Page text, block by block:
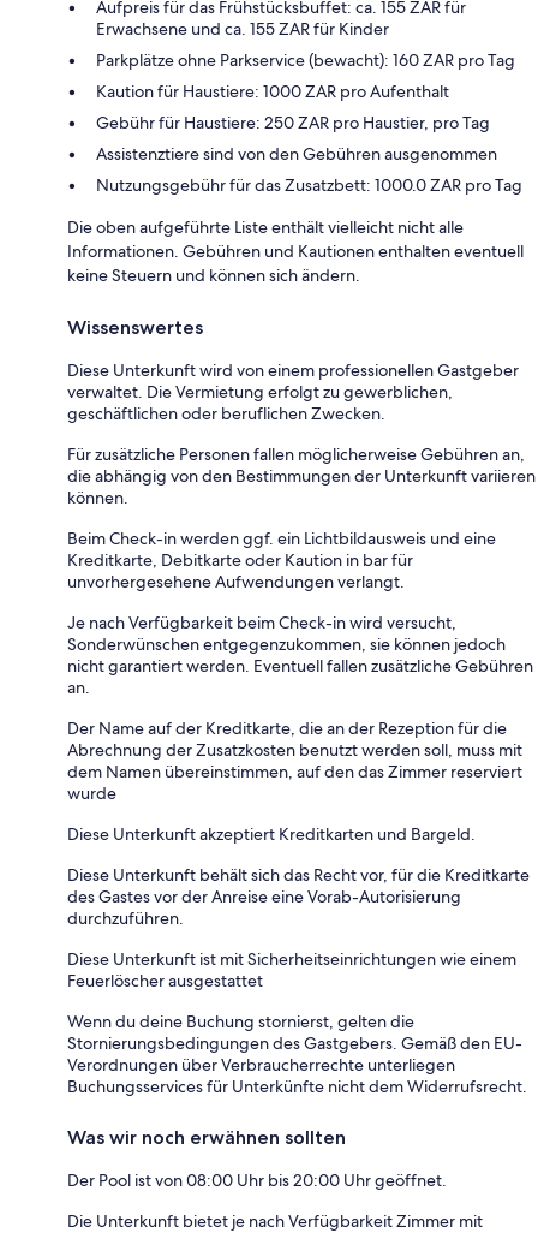
Aufpreis für das Frühstücksbuffet: ca. 155 ZAR für
Erwachsene und ca. 155 ZAR für Kinder
Parkplätze ohne Parkservice (bewacht): 160 ZAR pro Tag
Kaution für Haustiere: 1000 ZAR pro Aufenthalt
Gebühr für Haustiere: 250 ZAR pro Haustier, pro Tag
Assistenztiere sind von den Gebühren ausgenommen
Nutzungsgebühr für das Zusatzbett: 1000.0 ZAR pro Tag
Die oben aufgeführte Liste enthält vielleicht nicht alle
Informationen. Gebühren und Kautionen enthalten eventuell
keine Steuern und können sich ändern.
Wissenswertes
Diese Unterkunft wird von einem professionellen Gastgeber
verwaltet. Die Vermietung erfolgt zu gewerblichen,
geschäftlichen oder beruflichen Zwecken.
Für zusätzliche Personen fallen möglicherweise Gebühren an,
die abhängig von den Bestimmungen der Unterkunft variieren
können.
Beim Check-in werden ggf. ein Lichtbildausweis und eine
Kreditkarte, Debitkarte oder Kaution in bar für
unvorhergesehene Aufwendungen verlangt.
Je nach Verfügbarkeit beim Check-in wird versucht,
Sonderwünschen entgegenzukommen, sie können jedoch
nicht garantiert werden. Eventuell fallen zusätzliche Gebühren
an.
Der Name auf der Kreditkarte, die an der Rezeption für die
Abrechnung der Zusatzkosten benutzt werden soll, muss mit
dem Namen übereinstimmen, auf den das Zimmer reserviert
wurde
Diese Unterkunft akzeptiert Kreditkarten und Bargeld.
Diese Unterkunft behält sich das Recht vor, für die Kreditkarte
des Gastes vor der Anreise eine Vorab-Autorisierung
durchzuführen.
Diese Unterkunft ist mit Sicherheitseinrichtungen wie einem
Feuerlöscher ausgestattet
Wenn du deine Buchung stornierst, gelten die
Stornierungsbedingungen des Gastgebers. Gemäß den EU-
Verordnungen über Verbraucherrechte unterliegen
Buchungsservices für Unterkünfte nicht dem Widerrufsrecht.
Was wir noch erwähnen sollten
Der Pool ist von 08:00 Uhr bis 20:00 Uhr geöffnet.
Die Unterkunft bietet je nach Verfügbarkeit Zimmer mit